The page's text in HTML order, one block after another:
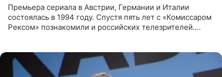
Премьера сериала в Австрии, Германии и Италии
состоялась в 1994 году. Спустя пять лет с «Комиссаром
Рексом» познакомили и российских телезрителей.